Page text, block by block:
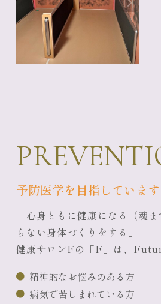
予防医学を目指していま
「心身ともに健康になる （魂
らない身体づくりをする」
健康サロンFの「F」は、
精神的なお悩みのある方
病気で苦しまれている方